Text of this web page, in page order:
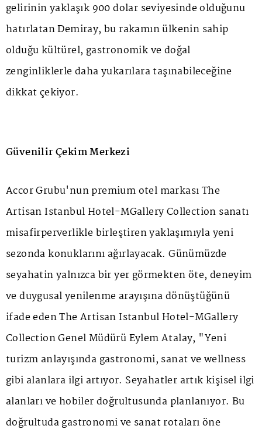
gelirinin yaklaşık 900 dolar seviyesinde olduğunu
hatırlatan Demiray, bu rakamın ülkenin sahip
olduğu kültürel, gastronomik ve doğal
zenginliklerle daha yukarılara taşınabileceğine
dikkat çekiyor.
Güvenilir Çekim Merkezi
Accor Grubu'nun premium otel markası The
Artisan Istanbul Hotel-MGallery Collection sanatı
misafirperverlikle birleştiren yaklaşımıyla yeni
sezonda konuklarını ağırlayacak. Günümüzde
seyahatin yalnızca bir yer görmekten öte, deneyim
ve duygusal yenilenme arayışına dönüştüğünü
ifade eden The Artisan Istanbul Hotel-MGallery
Collection Genel Müdürü Eylem Atalay, "Yeni
turizm anlayışında gastronomi, sanat ve wellness
gibi alanlara ilgi artıyor. Seyahatler artık kişisel ilgi
alanları ve hobiler doğrultusunda planlanıyor. Bu
doğrultuda gastronomi ve sanat rotaları öne